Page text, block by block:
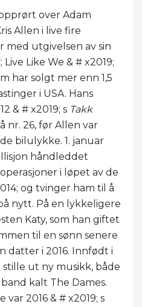
over Adam
Allen i live fire
med utgivelsen av sin
Like We & # x2019;
har solgt mer enn 1,5
i USA. Hans
& # x2019; s Takk
nr. 26, før Allen var
bilulykke. 1. januar
håndleddet
i løpet av de
og tvinger ham til å
nytt. På en lykkeligere
Katy, som han giftet
til en sønn senere
datter i 2016. Innfødt i
stille ut ny musikk, både
kalt The Dames.
var 2016 & # x2019; s